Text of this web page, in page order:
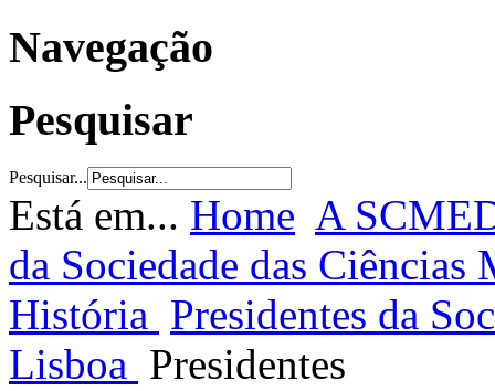
Navegação
Pesquisar
Pesquisar...
Está em... Home A
da Sociedade das Ciências
História Presidentes da
Lisboa Presidentes